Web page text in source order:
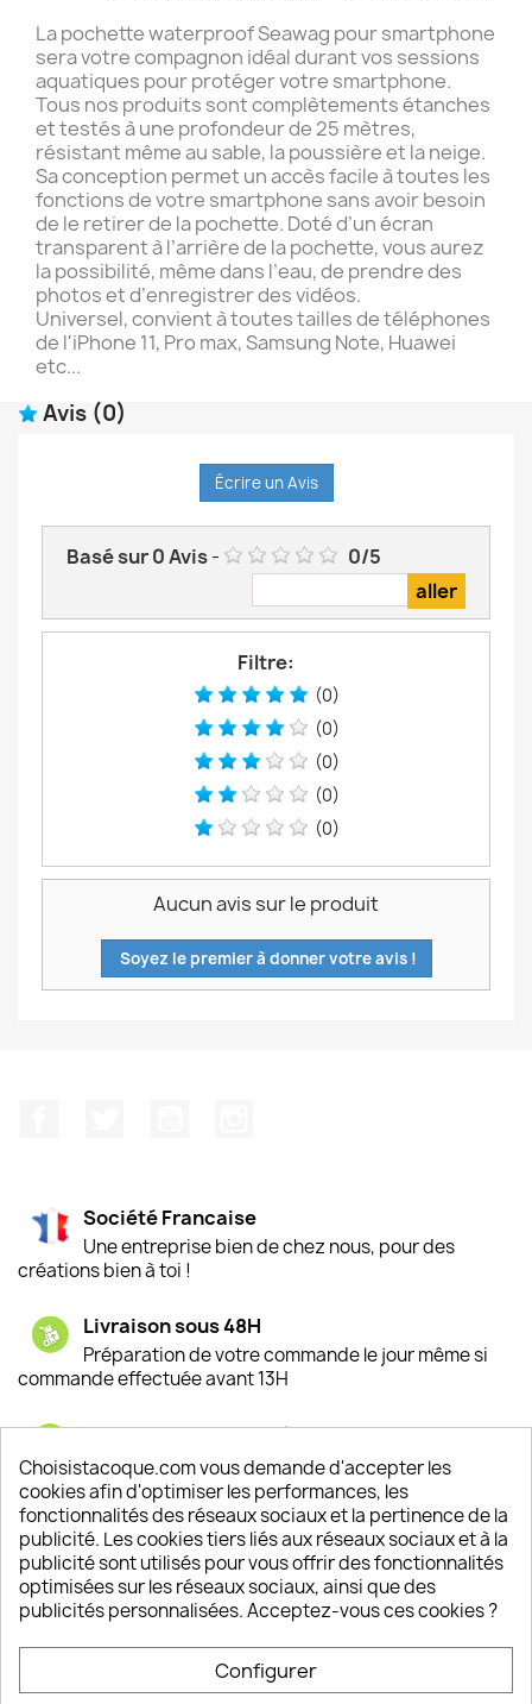
La pochette waterproof Seawag pour smartphone
sera votre compagnon idéal durant vos sessions
aquatiques pour protéger votre smartphone.
Tous nos produits sont complètements étanches
et testés à une profondeur de 25 mètres,
résistant même au sable, la poussière et la neige.
Sa conception permet un accès facile à toutes les
fonctions de votre smartphone sans avoir besoin
de le retirer de la pochette. Doté d’un écran
transparent à l’arrière de la pochette, vous aurez
la possibilité, même dans l’eau, de prendre des
photos et d’enregistrer des vidéos.
Universel, convient à toutes tailles de téléphones
de l'iPhone 11, Pro max, Samsung Note, Huawei
etc...
Avis (0)
Écrire un Avis
Basé sur0Avis- 0/5
Filtre:
(0)
(0)
(0)
(0)
(0)
Aucun avis sur le produit
Soyez le premier à donner votre avis !
Société Francaise
Une entreprise bien de chez nous, pour des
créations bien à toi !
Livraison sous 48H
Préparation de votre commande le jour même si
commande effectuée avant 13H
Satisfaction de nos clients
Depuis 2009, entre 92% et 94% de nos clients
sont satisfaits de nos produits
Un SAV à votre écoute
Notre SAV est disponible 6/7J de 10h à 18H
Choisistacoque.com vous demande d'accepter les
cookies afin d'optimiser les performances, les
fonctionnalités des réseaux sociaux et la pertinence de la
publicité. Les cookies tiers liés aux réseaux sociaux et à la
publicité sont utilisés pour vous offrir des fonctionnalités
optimisées sur les réseaux sociaux, ainsi que des
publicités personnalisées. Acceptez-vous ces cookies ?
Configurer